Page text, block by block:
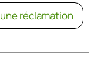
réclamation